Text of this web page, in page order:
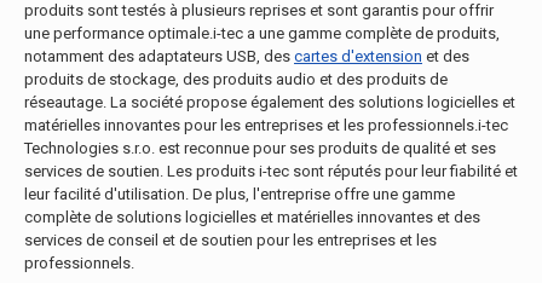
produits sont testés à plusieurs reprises et sont garantis pour offrir
une performance optimale.i-tec a une gamme complète de produits,
notamment des adaptateurs USB, des cartes d'extension et des
produits de stockage, des produits audio et des produits de
réseautage. La société propose également des solutions logicielles et
matérielles innovantes pour les entreprises et les professionnels.i-tec
Technologies s.r.o. est reconnue pour ses produits de qualité et ses
services de soutien. Les produits i-tec sont réputés pour leur fiabilité et
leur facilité d'utilisation. De plus, l'entreprise offre une gamme
complète de solutions logicielles et matérielles innovantes et des
services de conseil et de soutien pour les entreprises et les
professionnels.